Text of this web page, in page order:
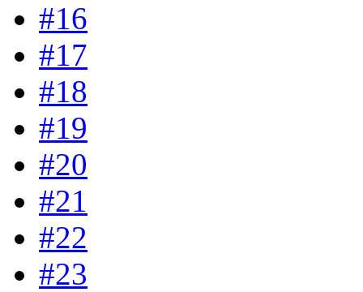
#16
#17
#18
#19
#20
#21
#22
#23